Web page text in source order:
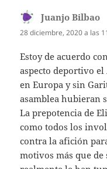
Juanjo Bilbao
28 diciembre, 2020 a las
Estoy de acuerdo
aspecto deportivo
en Europa y sin
asamblea hubieran
La prepotencia de
como todos los
contra la afición
motivos más que de